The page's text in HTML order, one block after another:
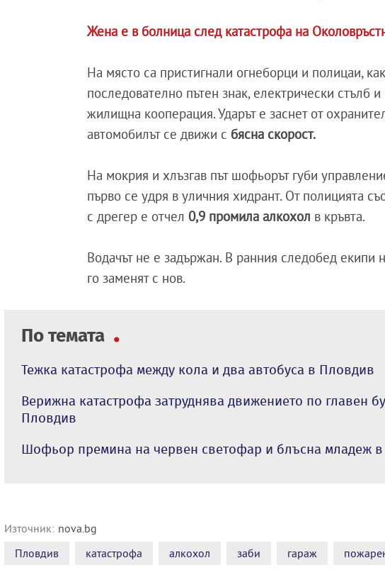
Жена е в болница след катастрофа на
На място са пристигнали огнеборци и полицаи,
последователно пътен знак, електрически стълб
жилищна кооперация. Ударът е заснет от
автомобилът се движи с бясна скорост.
На мокрия и хлъзгав път шофьорът губи
първо се удря в уличния хидрант. От полицията
с дрегер е отчел 0,9 промила алкохол в кръвта.
Водачът не е задържан. В ранния следобед екипи
го заменят с нов.
По темата
Тежка катастрофа между кола и два автобуса в Пловдив
Верижна катастрофа затруднява движението по главен
Пловдив
Шофьор премина на червен светофар и блъсна младеж
Източник: nova.bg
Пловдив
катастрофа алкохол заби гараж